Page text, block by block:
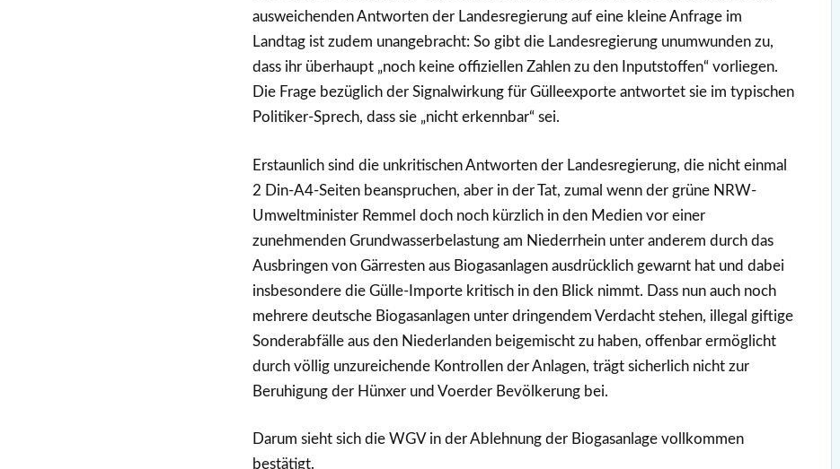
ausweichenden Antworten der Landesregierung auf eine kleine Anfrage im
Landtag ist zudem unangebracht: So gibt die Landesregierung unumwunden zu,
dass ihr überhaupt „noch keine offiziellen Zahlen zu den Inputstoffen“ vorliegen.
Die Frage bezüglich der Signalwirkung für Gülleexporte antwortet sie im typischen
Politiker-Sprech, dass sie „nicht erkennbar“ sei.
Erstaunlich sind die unkritischen Antworten der Landesregierung, die nicht einmal
2 Din-A4-Seiten beanspruchen, aber in der Tat, zumal wenn der grüne NRW-
Umweltminister Remmel doch noch kürzlich in den Medien vor einer
zunehmenden Grundwasserbelastung am Niederrhein unter anderem durch das
Ausbringen von Gärresten aus Biogasanlagen ausdrücklich gewarnt hat und dabei
insbesondere die Gülle-Importe kritisch in den Blick nimmt. Dass nun auch noch
mehrere deutsche Biogasanlagen unter dringendem Verdacht stehen, illegal giftige
Sonderabfälle aus den Niederlanden beigemischt zu haben, offenbar ermöglicht
durch völlig unzureichende Kontrollen der Anlagen, trägt sicherlich nicht zur
Beruhigung der Hünxer und Voerder Bevölkerung bei.
Darum sieht sich die WGV in der Ablehnung der Biogasanlage vollkommen
bestätigt.